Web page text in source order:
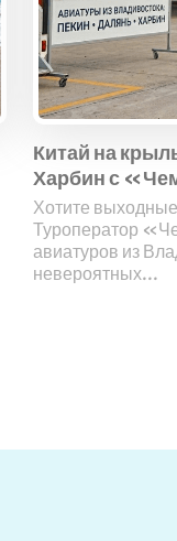
Китай на
Харбин с
Хотите
Туроператор
авиатуров из
невероятных...